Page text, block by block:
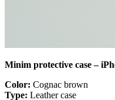
Minim protective case –
Color: Cognac brown
Type: Leather case